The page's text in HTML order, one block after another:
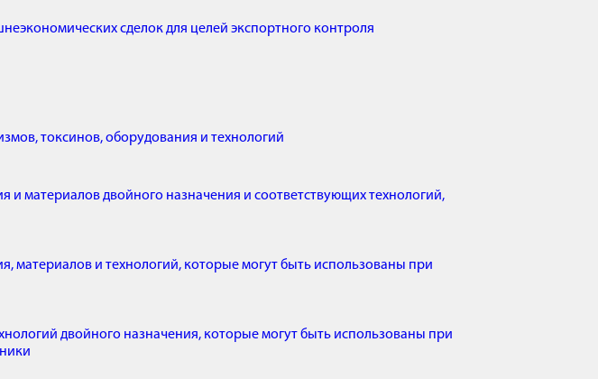
сделок для целей экспортного контроля
токсинов, оборудования и технологий
и материалов двойного назначения и соответствующих технологий,
материалов и технологий, которые могут быть использованы при
двойного назначения, которые могут быть использованы при